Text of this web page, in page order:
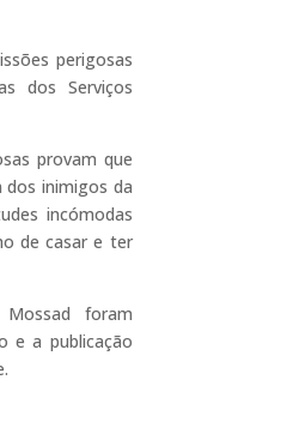
perigosas
dos Serviços
provam que
dos inimigos da
incómodas
de casar e ter
foram
e a publicação